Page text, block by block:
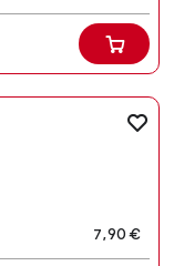
7,90 €